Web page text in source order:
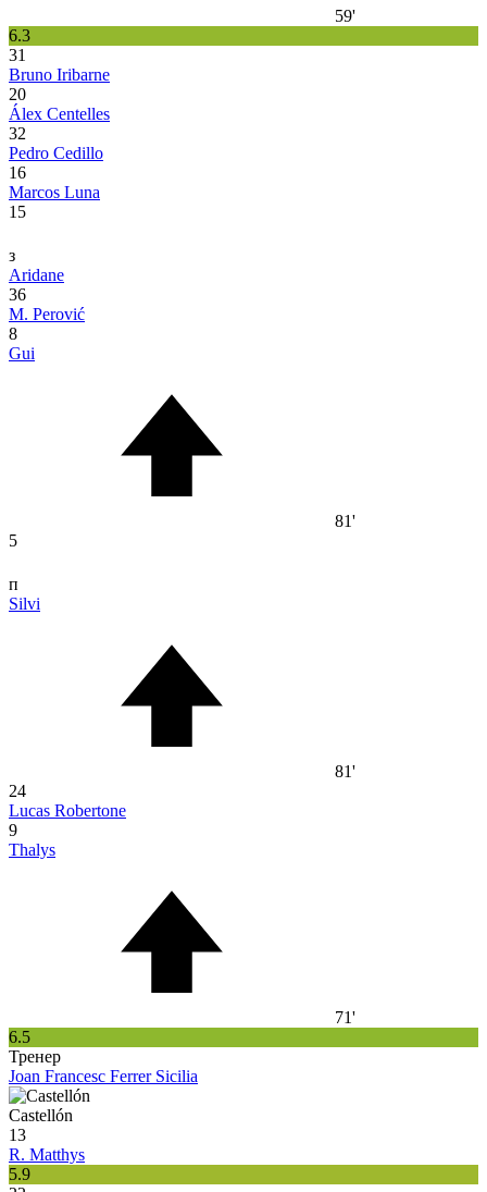
59'
6.3
31
Bruno Iribarne
20
Álex Centelles
32
Pedro Cedillo
16
Marcos Luna
15
з
Aridane
36
M. Perović
8
Gui
81'
5
п
Silvi
81'
24
Lucas Robertone
9
Thalys
71'
6.5
Тренер
Joan Francesc Ferrer Sicilia
Castellón
13
R. Matthys
5.9